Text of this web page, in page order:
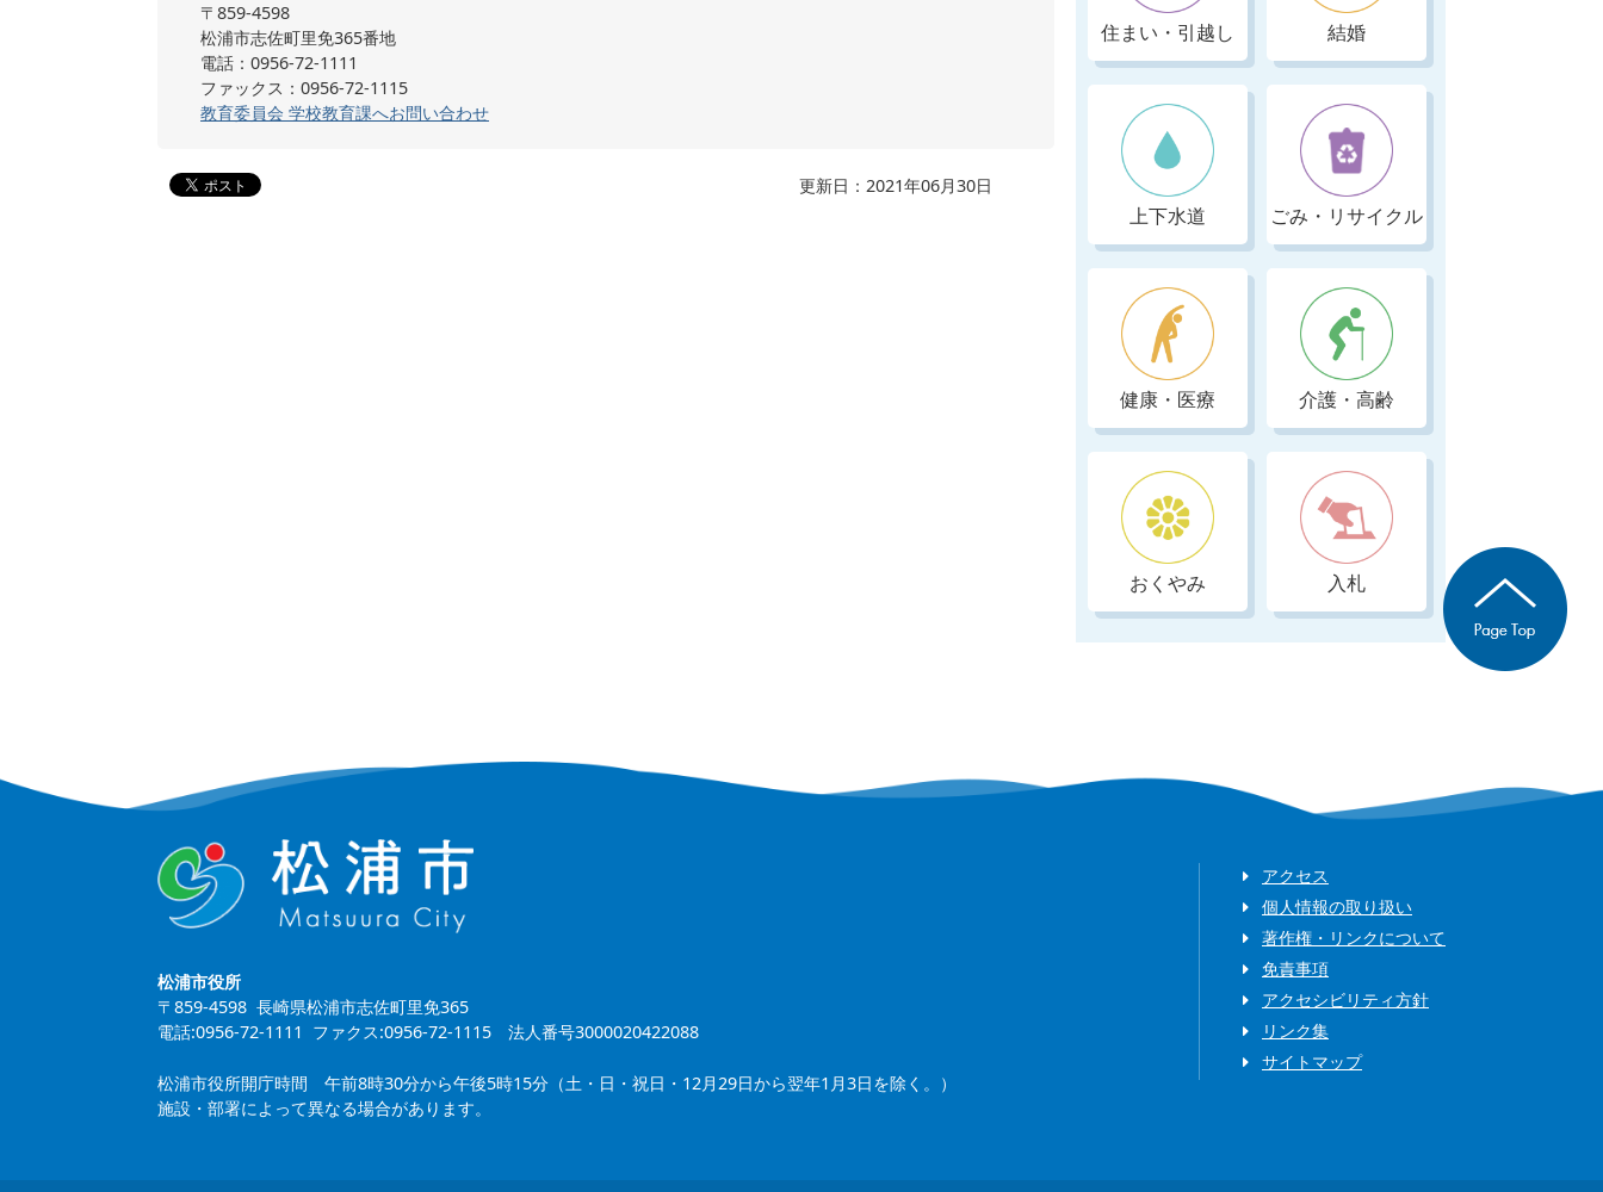
〒859-4598
松浦市志佐町里免365番地
電話：0956-72-1111
ファックス：0956-72-1115
教育委員会 学校教育課へお問い合わせ
更新日：2021年06月30日
住まい・引越し 結婚
上下水道 ごみ・リサイクル
健康・医療 介護・高齢
おくやみ 入札
松浦市役所
〒859-4598 長崎県松浦市志佐町里免365
電話:0956-72-1111 ファクス:0956-72-1115 法人番号3000020422088
松浦市役所開庁時間 午前8時30分から午後5時15分（土・日・祝日・12月29日から翌年1月3日を除く。）
施設・部署によって異なる場合があります。
アクセス
個人情報の取り扱い
著作権・リンクについて
免責事項
アクセシビリティ方針
リンク集
サイトマップ